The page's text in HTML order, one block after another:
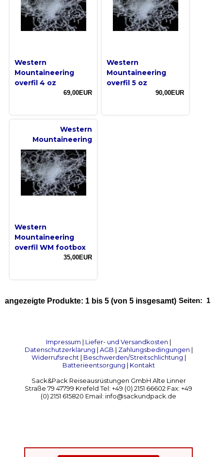
Western
Mountaineering
overfil 4 oz
69,00EUR
Western
Mountaineering
overfil 5 oz
90,00EUR
Western
Mountaineering
Western
Mountaineering
overfil WM footbox
35,00EUR
Seiten: 1
angezeigte Produkte: 1 bis 5 (von 5 insgesamt)
Impressum | Liefer- und Versandkosten |
Datenschutzerklärung | AGB | Zahlungsbedingungen |
Widerrufsrecht| Beschwerden/Streitschlichtung |
Batterieentsorgung | Kontakt
Sack&Pack Reiseausrüstungen GmbH Alte Linner
Straße 79 47799 Krefeld Tel: +49 (0) 2151 66602 Fax: +49
(0) 2151 615820 Email: info@sackundpack.de